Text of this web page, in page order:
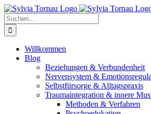
Zum
Inhalt
springen
Suche
nach:
Willkommen
Blog
Beziehungen & Verbundenheit
Nervensystem &
Selbstfürsorge & Alltagspraxis
Traumaintegration & innere
Methoden & Verfahren